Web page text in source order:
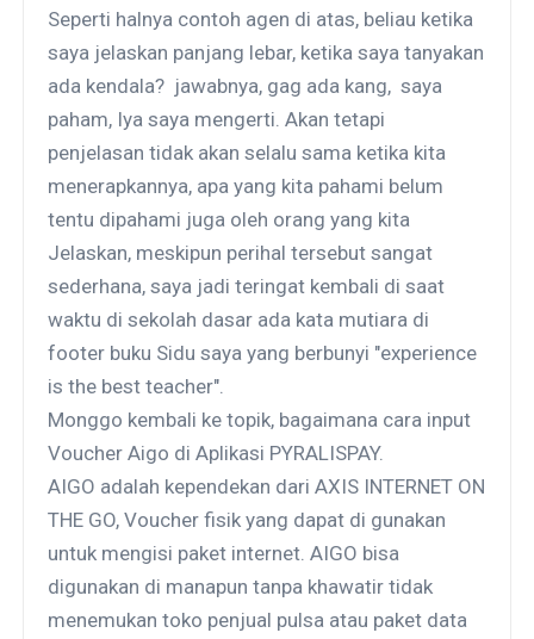
Seperti halnya contoh agen di atas, beliau ketika
saya jelaskan panjang lebar, ketika saya tanyakan
ada kendala? jawabnya, gag ada kang, saya
paham, Iya saya mengerti. Akan tetapi
penjelasan tidak akan selalu sama ketika kita
menerapkannya, apa yang kita pahami belum
tentu dipahami juga oleh orang yang kita
Jelaskan, meskipun perihal tersebut sangat
sederhana, saya jadi teringat kembali di saat
waktu di sekolah dasar ada kata mutiara di
footer buku Sidu saya yang berbunyi "experience
is the best teacher".
Monggo kembali ke topik, bagaimana cara input
Voucher Aigo di Aplikasi PYRALISPAY.
AIGO adalah kependekan dari AXIS INTERNET ON
THE GO, Voucher fisik yang dapat di gunakan
untuk mengisi paket internet. AIGO bisa
digunakan di manapun tanpa khawatir tidak
menemukan toko penjual pulsa atau paket data